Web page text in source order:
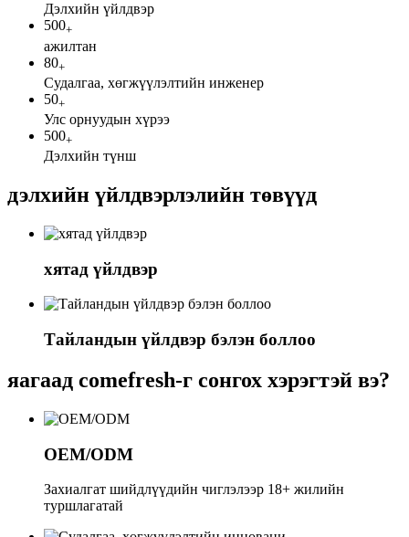
Дэлхийн үйлдвэр
500+
ажилтан
80+
Судалгаа, хөгжүүлэлтийн инженер
50+
Улс орнуудын хүрээ
500+
Дэлхийн түнш
дэлхийн үйлдвэрлэлийн төвүүд
хятад үйлдвэр
Тайландын үйлдвэр бэлэн боллоо
яагаад comefresh-г сонгох хэрэгтэй вэ?
OEM/ODM
Захиалгат шийдлүүдийн чиглэлээр 18+ жилийн
туршлагатай